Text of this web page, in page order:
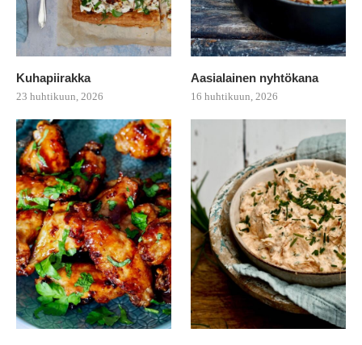
Kuhapiirakka
23 huhtikuun, 2026
Aasialainen nyhtökana
16 huhtikuun, 2026